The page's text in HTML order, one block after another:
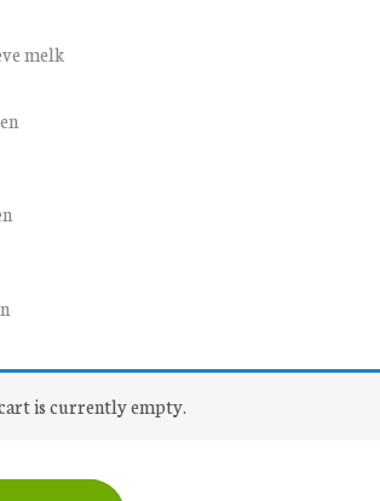
melk
is currently empty.